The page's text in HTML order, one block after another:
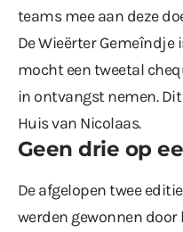
teams mee aan deze
De Wieërter Gemeîndje
mocht een tweetal
in ontvangst nemen.
Huis van Nicolaas.
Geen drie op
De afgelopen twee
werden gewonnen door